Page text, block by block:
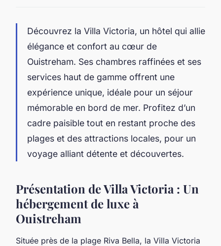
Découvrez la Villa Victoria, un hôtel qui allie
élégance et confort au cœur de
Ouistreham. Ses chambres raffinées et ses
services haut de gamme offrent une
expérience unique, idéale pour un séjour
mémorable en bord de mer. Profitez d’un
cadre paisible tout en restant proche des
plages et des attractions locales, pour un
voyage alliant détente et découvertes.
Présentation de Villa Victoria : Un
hébergement de luxe à
Ouistreham
Située près de la plage Riva Bella, la Villa Victoria